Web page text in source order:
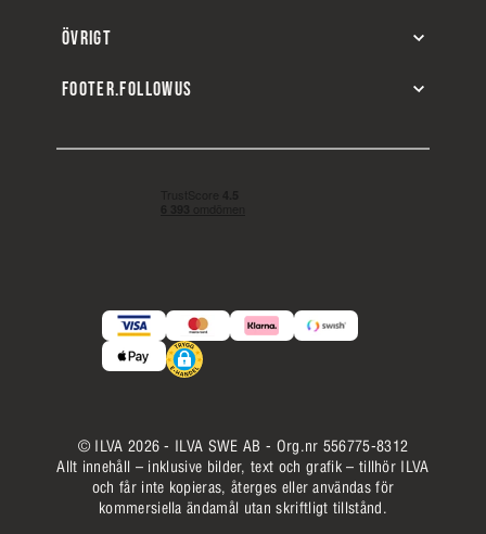
ÖVRIGT
FOOTER.FOLLOWUS
© ILVA 2026 - ILVA SWE AB - Org.nr 556775-8312
Allt innehåll – inklusive bilder, text och grafik – tillhör ILVA
och får inte kopieras, återges eller användas för
kommersiella ändamål utan skriftligt tillstånd.